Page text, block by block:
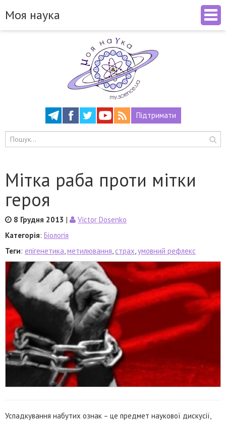
Підтримати
Моя наука
Мітка раба проти мітки
героя
8 Грудня 2013 |
Victor Dosenko
Категорія: Біологія
Теги: епігенетика,метилювання,страх,умовний рефлекс
Успадкування набутих ознак – це предмет наукової дискусії,